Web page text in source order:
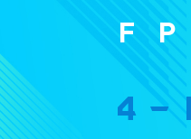
4 -